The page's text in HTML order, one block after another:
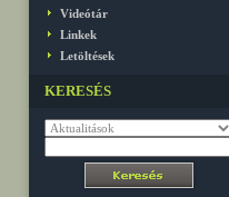
Videótár
Linkek
Letöltések
KERESÉS